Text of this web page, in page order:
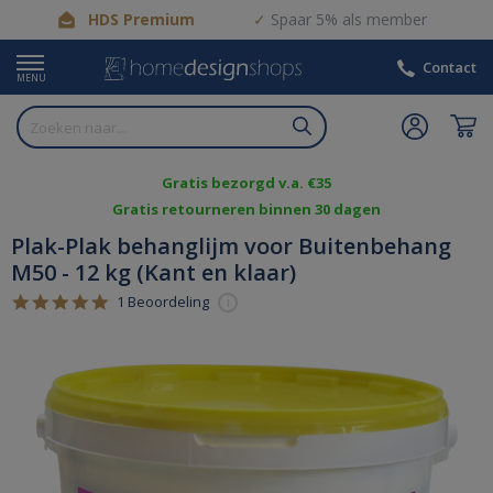
HDS Premium Spaar 5% als member
MENU
Contact
Gratis bezorgd v.a. €35
Gratis retourneren binnen 30 dagen
Plak-Plak behanglijm voor Buitenbehang
M50 - 12 kg (Kant en klaar)
5.0
1 Beoordeling